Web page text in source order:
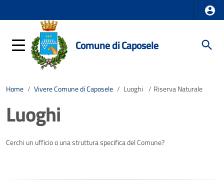
Comune di Caposele
Home / Vivere Comune di Caposele / Luoghi / Riserva Naturale
Luoghi
Cerchi un ufficio o una struttura specifica del Comune?